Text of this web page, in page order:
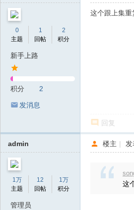
0
主题
1
回帖
2
积分
新手上路
积分 2
发消息
这个跟上集重
回复
admin
1万
主题
12
回帖
1万
积分
管理员
楼主 发
这